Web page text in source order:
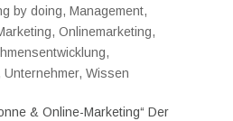
by doing, Management,
, Onlinemarketing,
,
Unternehmer, Wissen
& Online-Marketing“ Der